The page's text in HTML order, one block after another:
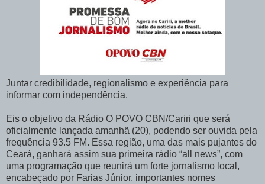
Juntar credibilidade, regionalismo e experiência para
informar com independência.
Eis o objetivo da Rádio O POVO CBN/Cariri que será
oficialmente lançada amanhã (20), podendo ser ouvida pela
frequência 93.5 FM. Essa região, uma das mais pujantes do
Ceará, ganhará assim sua primeira rádio “all news”, com
uma programação que reunirá um forte jornalismo local,
encabeçado por Farias Júnior, importantes nomes